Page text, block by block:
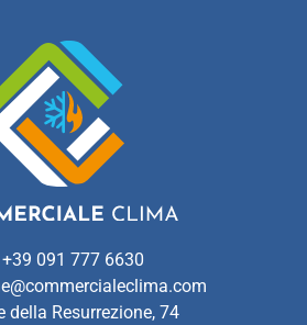
+39 091 777 6630
della Resurrezione, 74